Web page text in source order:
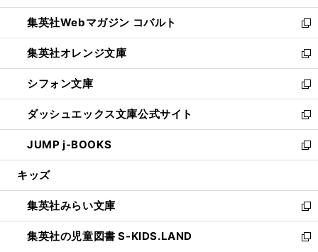
開
く
ウ
で
開
く
ン
ド
ウ
で
開
く
ウ
ィ
ン
ド
ウ
で
開
く
集英社Webマガジン コバルト
新
し
い
ウ
ィ
ン
ド
ウ
で
開
集英社オレンジ文庫
新
し
い
ウ
ィ
ン
ド
ウ
開
く
シフォン文庫
新
し
い
ウ
ィ
ン
ウ
で
開
く
ダッシュエックス文庫公式サイト
新
し
い
ウ
ン
ド
ウ
で
JUMP j-BOOKS
新
し
ウ
ィ
ン
ド
キッズ
集英社みらい文庫
新
し
い
集英社の児童図書 S-KIDS.LAND
新